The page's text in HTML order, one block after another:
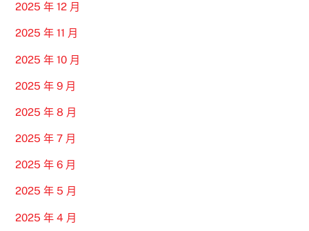
2025 年 12 月
2025 年 11 月
2025 年 10 月
2025 年 9 月
2025 年 8 月
2025 年 7 月
2025 年 6 月
2025 年 5 月
2025 年 4 月